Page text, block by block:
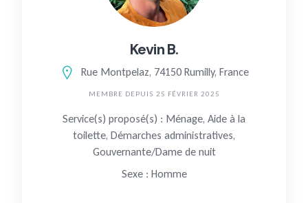
Kevin B.
Rue Montpelaz, 74150 Rumilly, France
MEMBRE DEPUIS 25 FÉVRIER 2025
Service(s) proposé(s) : Ménage, Aide à la
toilette, Démarches administratives,
Gouvernante/Dame de nuit
Sexe : Homme